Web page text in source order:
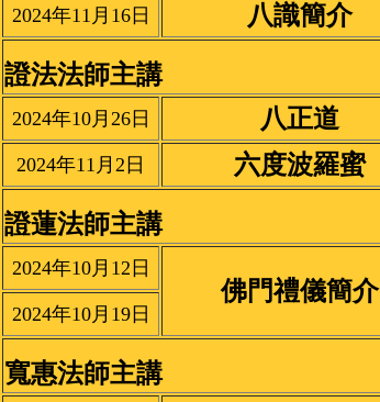
2024年11月16日 八識簡介
證法法師主講
2024年10月26日 八正道
2024年11月2日 六度波羅蜜
證蓮法師主講
2024年10月12日
佛門禮儀簡介
2024年10月19日
寬惠法師主講